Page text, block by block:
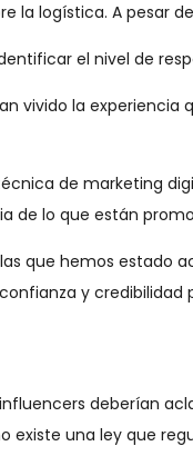
la logística. A pesar
el nivel de
vivido la
de marketing
de lo que están
que hemos estado
y credibilidad
deberían
existe una ley que